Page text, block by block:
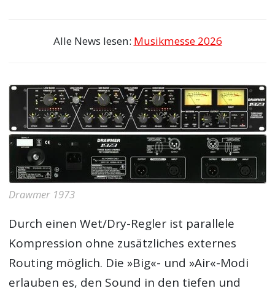
Alle News lesen: Musikmesse 2026
Drawmer 1973
Durch einen Wet/Dry-Regler ist parallele
Kompression ohne zusätzliches externes
Routing möglich. Die »Big«- und »Air«-Modi
erlauben es, den Sound in den tiefen und